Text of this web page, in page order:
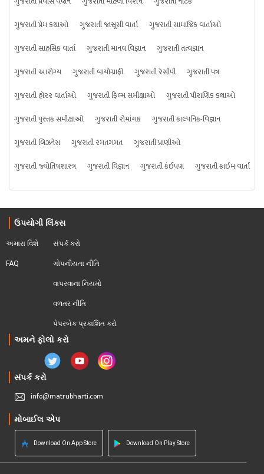
ગુજરાતી પ્રેમ કથાઓ
ગુજરાતી જાસૂસી વાર્તા
ગુજરાતી સામાજિક વાર્તાઓ
ગુજરાતી સાહસિક વાર્તા
ગુજરાતી માનવ વિજ્ઞાન
ગુજરાતી તત્વજ્ઞાન
ગુજરાતી આરોગ્ય
ગુજરાતી બાયોગ્રાફી ગુજરાતી રેસીપી
ગુજરાતી પત્ર
ગુજરાતી હૉરર વાર્તાઓ
ગુજરાતી ફિલ્મ સમીક્ષાઓ
ગુજરાતી પૌરાણિક કથાઓ
ગુજરાતી પુસ્તક સમીક્ષાઓ
ગુજરાતી રોમાંચક
ગુજરાતી કાલ્પનિક-વિજ્ઞાન
ગુજરાતી બિઝનેસ
ગુજરાતી રમતગમત
ગુજરાતી પ્રાણીઓ
ગુજરાતી જ્યોતિષશાસ્ત્ર
ગુજરાતી વિજ્ઞાન ગુજરાતી કંઈપણ ગુજરાતી ક્રાઇમ વાર્તા
ઉપયોગી લિંક્સ
અમારા વિશે
FAQ
સંપર્ક કરો
ગોપનીયતા નીતિ
વાપરવાના નિયમો
વળતર નીતિ
પેપરબેક પ્રકાશિત કરો
અમને ફોલો કરો
સંપર્ક કરો
info@matrubharti.com
મોબાઈલ એપ
Download On App Store Download On Play Store